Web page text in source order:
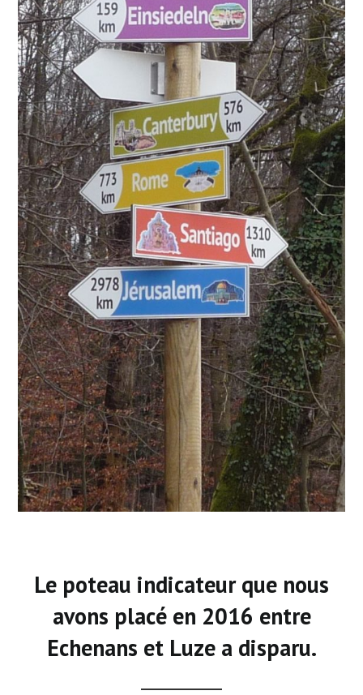
Le poteau indicateur que nous
avons placé en 2016 entre
Echenans et Luze a disparu.